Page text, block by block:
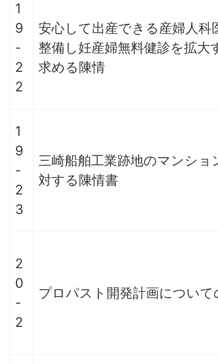
1
9
-
2
2
安心して出産できる産婦人科
整備し妊産婦無料健診を拡大
求める陳情
1
9
-
2
3
三崎船舶工業跡地のマンショ
対する陳情書
2
0
-
2
プロパスト開発計画について